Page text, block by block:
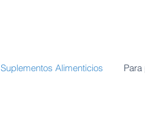
Suplementos Alimenticios Para